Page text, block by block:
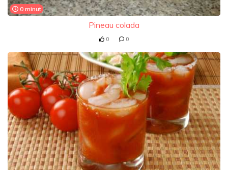
0 minut
Pineau colada
0 0